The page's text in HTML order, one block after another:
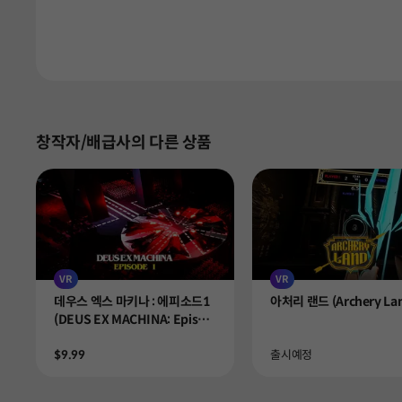
창작자/배급사의 다른 상품
VR
Product
데우스 엑스 마키나 : 에피소드1
(DEUS EX MACHINA: Episod
Price
$9.99
VR
Product
아처리 랜드 (Archery
Availability
출시예정